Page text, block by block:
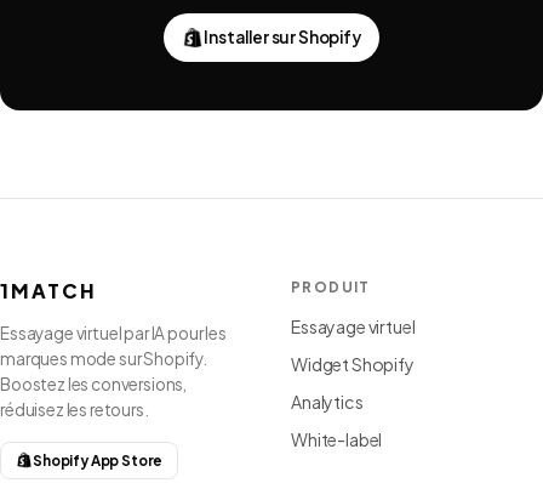
Installer sur Shopify
1MATCH
Essayage virtuel par IA pour les
marques mode sur Shopify.
Boostez les conversions,
réduisez les retours.
Shopify App Store
PRODUIT
Essayage virtuel
Widget Shopify
Analytics
White-label